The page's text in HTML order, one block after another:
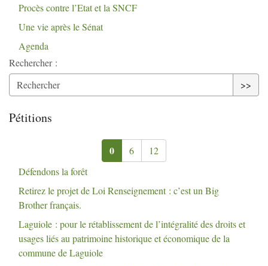
Procès contre l’Etat et la SNCF
Une vie après le Sénat
Agenda
Rechercher :
>>
Pétitions
0 6
12
Défendons la forêt
Retirez le projet de Loi Renseignement : c’est un Big
Brother français.
Laguiole : pour le rétablissement de l’intégralité des droits et
usages liés au patrimoine historique et économique de la
commune de Laguiole